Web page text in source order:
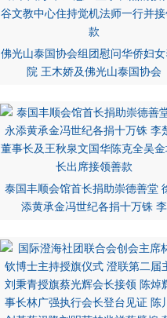
佛光山泰国协会组团慰问华侨妇
院 王木娇及佛光山泰国协会
泰国丰顺会馆首长捐助崇德善堂
添黄承金冯世纪各捐十万铢 李